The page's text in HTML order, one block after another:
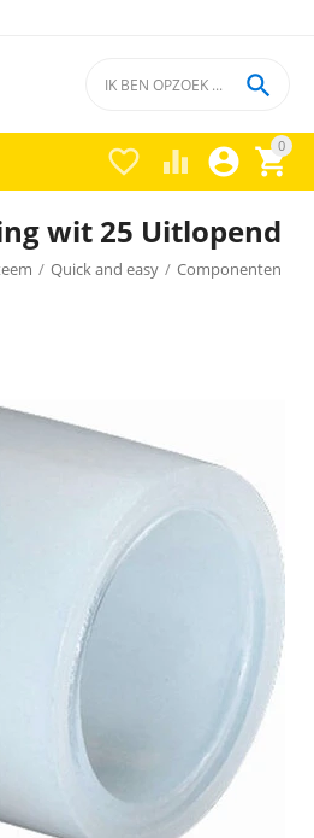
0


 

wit 25 Uitlopend
/ Quick and easy / Componenten